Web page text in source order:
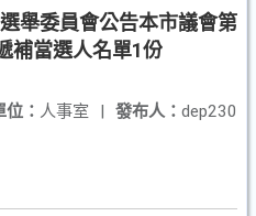
舉委員會公告本市議會第
補當選人名單1份
發布人： dep230
： 人事室 |